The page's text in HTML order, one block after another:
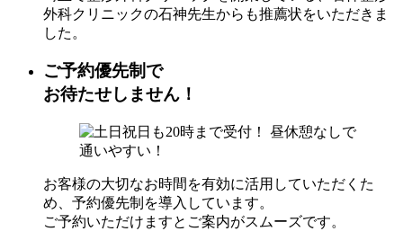
外科クリニックの石神先生からも推薦状をいただきま
した。
ご予約優先制で
お待たせしません！
お客様の大切なお時間を有効に活用していただくた
め、予約優先制を導入しています。
ご予約いただけますとご案内がスムーズです。